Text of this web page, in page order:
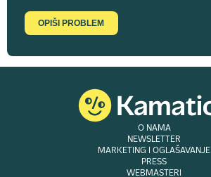
OPIŠI PROBLEM
O NAMA
NEWSLETTER
MARKETING I OGLAŠAVANJE
PRESS
WEBMASTERI